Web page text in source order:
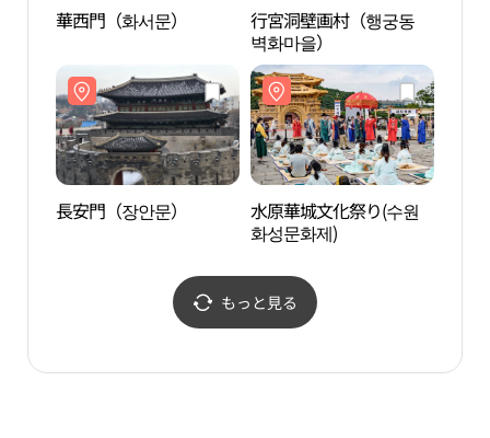
華西門（화서문）
行宮洞壁画村（행궁동
벽화마을）
長安門（장안문）
水原華城文化祭り(수원
화성문화제)
もっと見る